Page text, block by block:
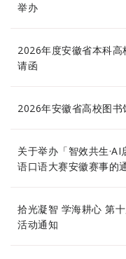
举办
2026年度安徽省本科
请函
2026年安徽省高校图
关于举办「智效共生
语口语大赛安徽赛事的
拾光凝智 学海耕心 第
活动通知